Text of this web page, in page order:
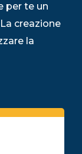
per te un
creazione
la